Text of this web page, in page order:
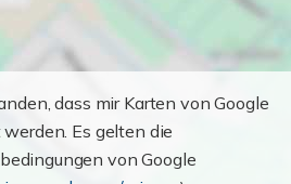
dass mir Karten von Google
Es gelten die
von Google